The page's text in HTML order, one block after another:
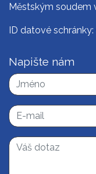
Městským soudem
ID datové schránky:
Napište nám